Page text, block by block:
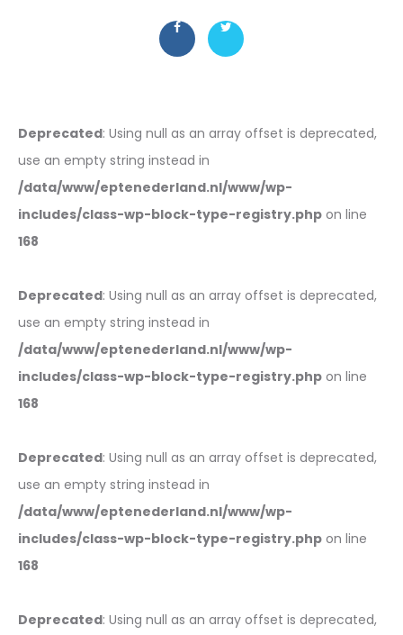
Deprecated: Using null as an array offset is deprecated,
use an empty string instead in
/data/www/eptenederland.nl/www/wp-
includes/class-wp-block-type-registry.php on line
168
Deprecated: Using null as an array offset is deprecated,
use an empty string instead in
/data/www/eptenederland.nl/www/wp-
includes/class-wp-block-type-registry.php on line
168
Deprecated: Using null as an array offset is deprecated,
use an empty string instead in
/data/www/eptenederland.nl/www/wp-
includes/class-wp-block-type-registry.php on line
168
Deprecated: Using null as an array offset is deprecated,